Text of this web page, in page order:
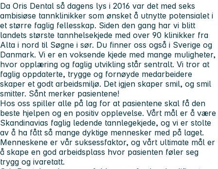
Da Oris Dental så dagens lys i 2016 var det med seks
ambisiøse tannklinikker som ønsket å utnytte potensialet i
et større faglig fellesskap. Siden den gang har vi blitt
landets største tannhelsekjede med over 90 klinikker fra
Alta i nord til Søgne i sør. Du finner oss også i Sverige og
Danmark. Vi er en voksende kjede med mange muligheter,
hvor opplæring og faglig utvikling står sentralt. Vi tror at
faglig oppdaterte, trygge og fornøyde medarbeidere
skaper et godt arbeidsmiljø. Det igjen skaper smil, og smil
smitter. Sånt merker pasientene!
Hos oss spiller alle på lag for at pasientene skal få den
beste hjelpen og en positiv opplevelse. Vårt mål er å være
Skandinavias faglig ledende tannlegekjede, og vi er stolte
av å ha fått så mange dyktige mennesker med på laget.
Menneskene er vår suksessfaktor, og vårt ultimate mål er
å skape en god arbeidsplass hvor pasienten føler seg
trygg og ivaretatt.